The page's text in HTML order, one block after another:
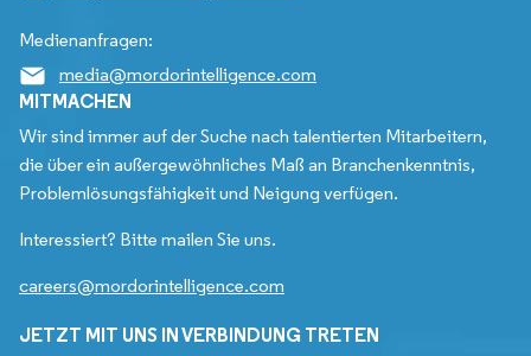
Medienanfragen:
media@mordorintelligence.com
MITMACHEN
Wir sind immer auf der Suche nach talentierten Mitarbeitern,
die über ein außergewöhnliches Maß an Branchenkenntnis,
Problemlösungsfähigkeit und Neigung verfügen.
Interessiert? Bitte mailen Sie uns.
careers@mordorintelligence.com
JETZT MIT UNS IN VERBINDUNG TRETEN